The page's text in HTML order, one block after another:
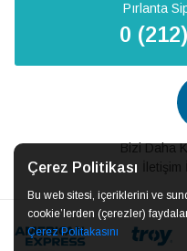
Çerez Politikası
Bu web sitesi, içeriklerini ve
cookie’lerden (çerezler)
Çerez Politakasını
Pırlanta
0
Bizi Daha